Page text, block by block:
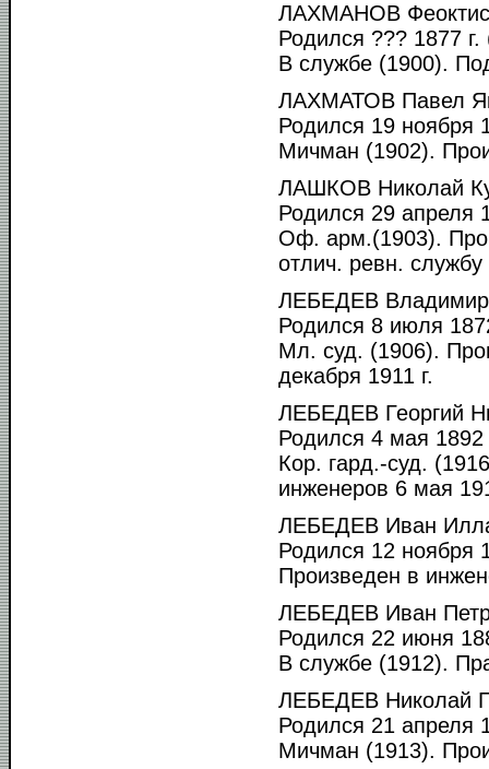
ЛАХМАНОВ
Родился ??? 1877 г.
В службе (1900).
ЛАХМАТОВ Павел
Родился 19 ноября
Мичман (1902).
ЛАШКОВ Николай
Родился 29 апреля
Оф. арм.(1903).
отлич. ревн.
ЛЕБЕДЕВ
Родился 8 июля
Мл. суд. (1906).
декабря 1911 г.
ЛЕБЕДЕВ Георгий
Родился 4 мая 1892
Кор. гард.-суд.
инженеров 6 мая
ЛЕБЕДЕВ Иван
Родился 12 ноября
Произведен в
ЛЕБЕДЕВ Иван
Родился 22 июня
В службе (1912).
ЛЕБЕДЕВ Николай
Родился 21 апреля
Мичман (1913).